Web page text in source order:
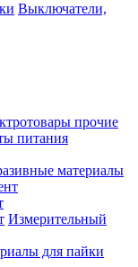
Выключатели,
прочие
питания
материалы
Измерительный
для пайки